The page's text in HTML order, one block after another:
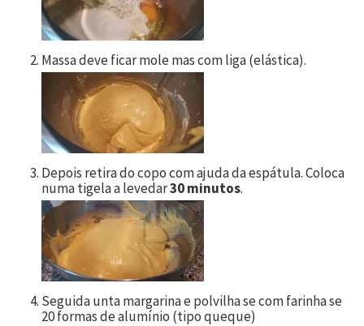
Massa deve ficar mole mas com liga (elástica).
Depois retira do copo com ajuda da espátula. Coloca
numa tigela a levedar30 minutos.
Seguida unta margarina e polvilha se com farinha se
20formas de alumínio (tipo queque)